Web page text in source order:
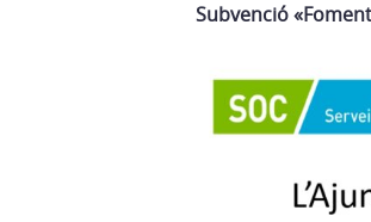
Subvenció